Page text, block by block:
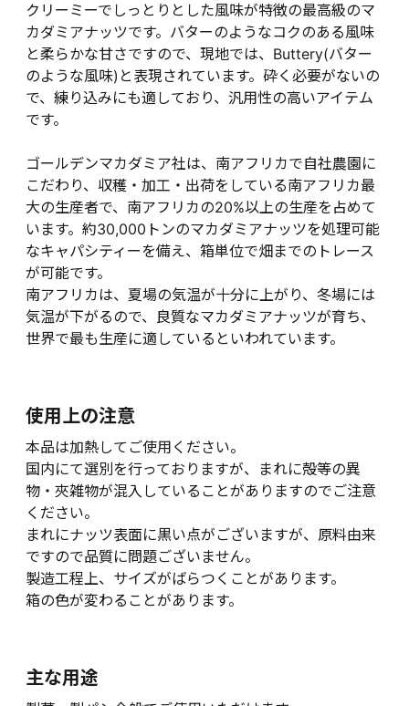
クリーミーでしっとりとした風味が特徴の最高級のマ
カダミアナッツです。バターのようなコクのある風味
と柔らかな甘さですので、現地では、Buttery(バター
のような風味)と表現されています。砕く必要がないの
で、練り込みにも適しており、汎用性の高いアイテム
です。
ゴールデンマカダミア社は、南アフリカで自社農園に
こだわり、収穫・加工・出荷をしている南アフリカ最
大の生産者で、南アフリカの20%以上の生産を占めて
います。約30,000トンのマカダミアナッツを処理可能
なキャパシティーを備え、箱単位で畑までのトレース
が可能です。
南アフリカは、夏場の気温が十分に上がり、冬場には
気温が下がるので、良質なマカダミアナッツが育ち、
世界で最も生産に適しているといわれています。
使用上の注意
本品は加熱してご使用ください。
国内にて選別を行っておりますが、まれに殻等の異
物・夾雑物が混入していることがありますのでご注意
ください。
まれにナッツ表面に黒い点がございますが、原料由来
ですので品質に問題ございません。
製造工程上、サイズがばらつくことがあります。
箱の色が変わることがあります。
主な用途